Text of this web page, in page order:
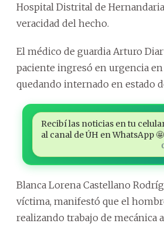
Hospital Distrital de
veracidad del hecho.
El médico de guardia Arturo
paciente ingresó en urgencia en
quedando internado en estado
Recibí las noticias en tu
al canal de ÚH en WhatsApp 🤩
Blanca Lorena Castellano
víctima, manifestó que el
realizando trabajo de mecánica